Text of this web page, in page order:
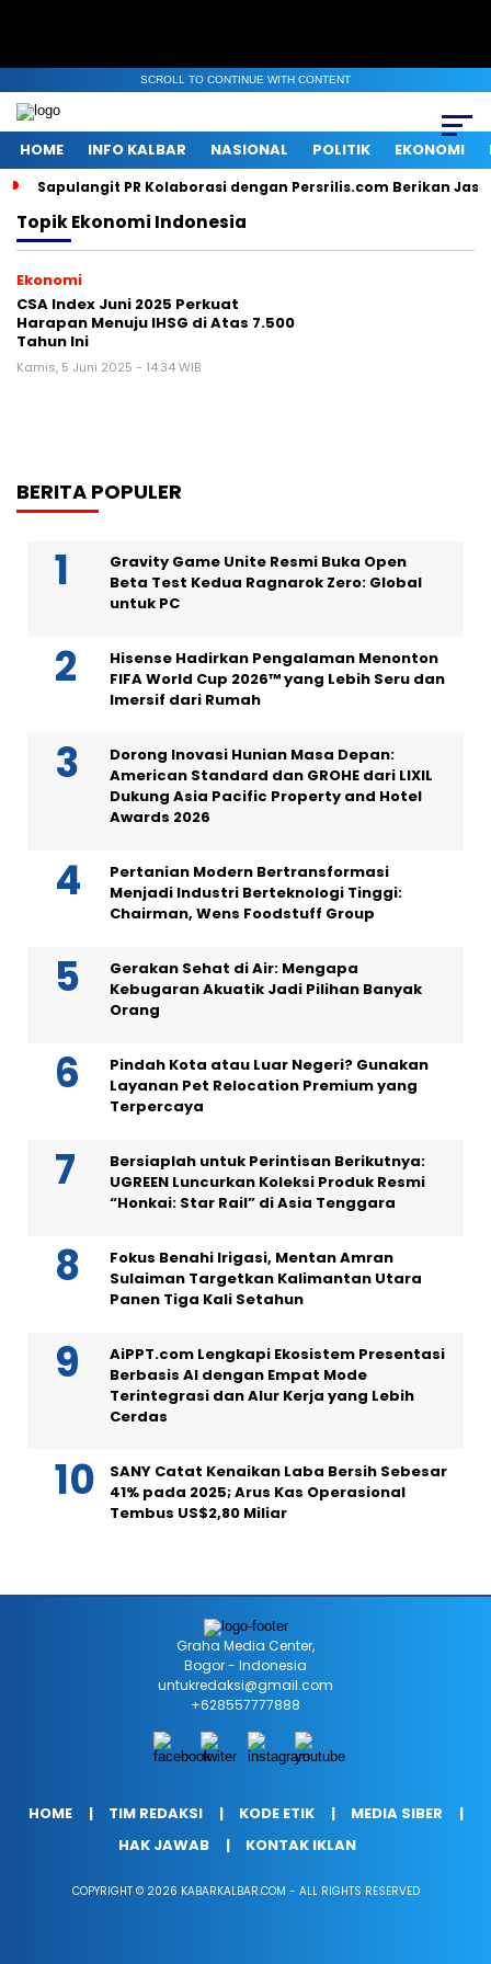
SCROLL TO CONTINUE WITH CONTENT
HOME INFO KALBAR NASIONAL POLITIK EKONOMI
Sapulangit PR Kolaborasi dengan Persrilis.com Berikan
TopikEkonomi Indonesia
Ekonomi
CSA Index Juni 2025 Perkuat
Harapan Menuju IHSG di Atas 7.500
Tahun Ini
Kamis, 5 Juni 2025 - 14:34 WIB
BERITA POPULER
Gravity Game Unite Resmi Buka Open
Beta Test Kedua Ragnarok Zero: Global
untuk PC
Hisense Hadirkan Pengalaman Menonton
FIFA World Cup 2026™ yang Lebih Seru dan
Imersif dari Rumah
Dorong Inovasi Hunian Masa Depan:
American Standard dan GROHE dari LIXIL
Dukung Asia Pacific Property and Hotel
Awards 2026
Pertanian Modern Bertransformasi
Menjadi Industri Berteknologi Tinggi:
Chairman, Wens Foodstuff Group
Gerakan Sehat di Air: Mengapa
Kebugaran Akuatik Jadi Pilihan Banyak
Orang
Pindah Kota atau Luar Negeri? Gunakan
Layanan Pet Relocation Premium yang
Terpercaya
Bersiaplah untuk Perintisan Berikutnya:
UGREEN Luncurkan Koleksi Produk Resmi
“Honkai: Star Rail” di Asia Tenggara
Fokus Benahi Irigasi, Mentan Amran
Sulaiman Targetkan Kalimantan Utara
Panen Tiga Kali Setahun
AiPPT.com Lengkapi Ekosistem Presentasi
Berbasis AI dengan Empat Mode
Terintegrasi dan Alur Kerja yang Lebih
Cerdas
SANY Catat Kenaikan Laba Bersih Sebesar
41% pada 2025; Arus Kas Operasional
Tembus US$2,80 Miliar
Graha Media Center,
Bogor - Indonesia
untukredaksi@gmail.com
+628557777888
HOME TIM REDAKSI KODE ETIK
MEDIA SIBER
HAK JAWAB
KONTAK IKLAN
COPYRIGHT © 2026 KABARKALBAR.COM - ALL RIGHTS RESERVED